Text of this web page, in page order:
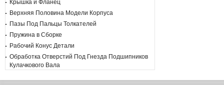
Крышка и Фланец
Верхняя Половина Модели Корпуса
Пазы Под Пальцы Толкателей
Пружина в Сборке
Рабочий Конус Детали
Обработка Отверстий Под Гнезда Подшипников
Кулачкового Вала